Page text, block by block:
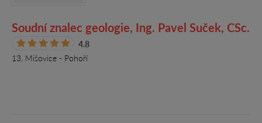
Soudní znalec geologie, Ing. Pavel Suček, CSc.
4.8
13, Mišovice - Pohoří